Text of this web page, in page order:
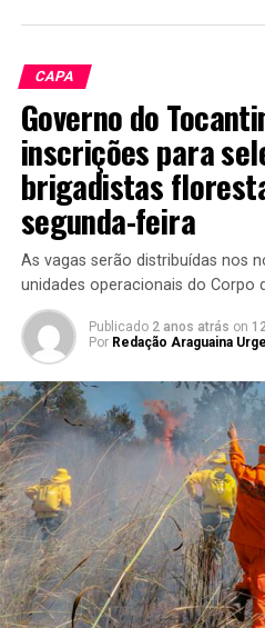
CAPA
Governo do
inscrições para
brigadistas
segunda-feira
As vagas serão distribuídas nos
unidades operacionais do Corpo
Publicado 2 anos atrás on
Por Redação Araguaina